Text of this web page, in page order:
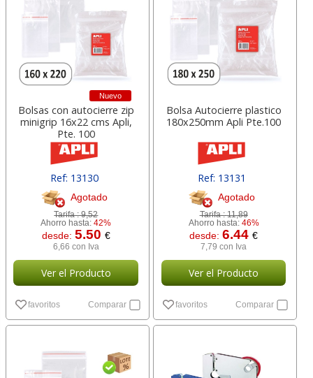
Nuevo
Bolsas con autocierre zip
minigrip 16x22 cms Apli,
Pte. 100
Ref: 13130
Agotado
Tarifa :9,52
Ahorro hasta:42%
desde: 5.50 €
6,66 con Iva
Ver el Producto
favoritos Comparar
Bolsa Autocierre plastico
180x250mm Apli Pte.100
Ref: 13131
Agotado
Tarifa :11,89
Ahorro hasta: 46%
desde:6.44€
7,79 con Iva
Ver el Producto
favoritos Comparar